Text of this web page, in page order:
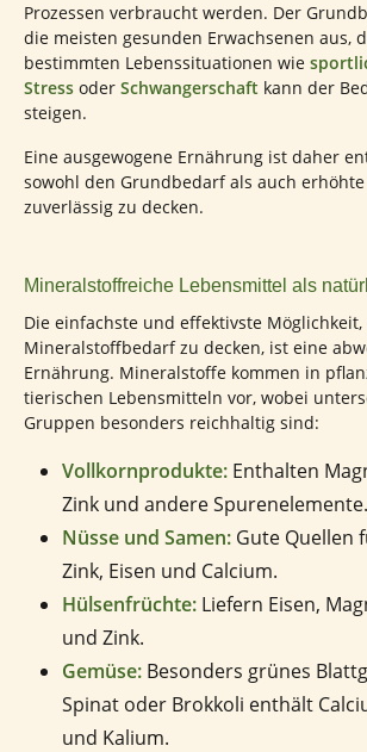
Prozessen verbraucht werden. Der
die meisten gesunden Erwachsenen aus,
bestimmten Lebenssituationen wie
Stress oder Schwangerschaft kann der
steigen.
Eine ausgewogene Ernährung ist daher
sowohl den Grundbedarf als auch
zuverlässig zu decken.
Mineralstoffreiche Lebensmittel als
Die einfachste und effektivste Möglichkeit,
Mineralstoffbedarf zu decken, ist eine
Ernährung. Mineralstoffe kommen in
tierischen Lebensmitteln vor, wobei
Gruppen besonders reichhaltig sind:
Vollkornprodukte: Enthalten
Zink und andere Spurenelemente.
Nüsse und Samen: Gute Quellen
Zink, Eisen und Calcium.
Hülsenfrüchte: Liefern Eisen,
und Zink.
Gemüse: Besonders grünes
Spinat oder Brokkoli enthält
und Kalium.